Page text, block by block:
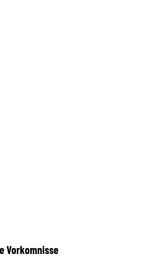
Vorkomnisse